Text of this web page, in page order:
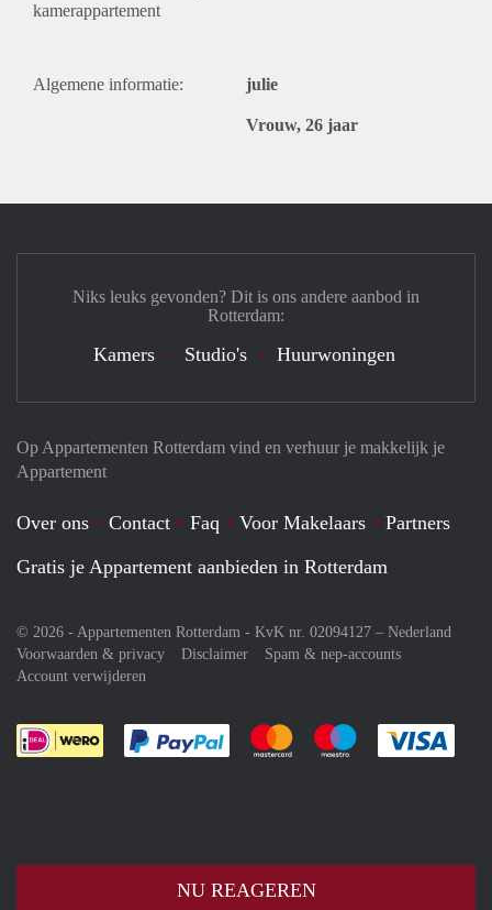
kamerappartement
Algemene informatie: julie
Vrouw, 26 jaar
NU REAGEREN
Op Appartementen Rotterdam vind en verhuur je makkelijk je
Appartement
Over ons Contact Faq Voor Makelaars
Partners
Gratis je Appartement aanbieden in Rotterdam
© 2026 - Appartementen Rotterdam - KvK nr. 02094127 – Nederland
Voorwaarden & privacy
Disclaimer
Spam & nep-accounts
Account verwijderen
Je rekent gemakkelijk af met Paypal
Je rekent gemakkelijk af met
Je rekent
Niks leuks gevonden? Dit is ons andere aanbod in
Rotterdam:
Kamers Studio's Huurwoningen